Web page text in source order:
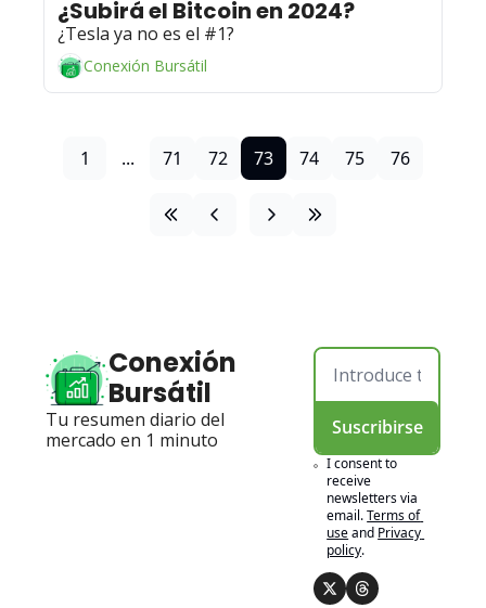
¿Tesla ya no es el #1?
Conexión Bursátil
1 ... 71 72 73 74 75 76
Conexión
Bursátil
Tu resumen diario del
mercado en 1 minuto
Suscribirse
I consent to
receive
newsletters via
email.Terms of
useand Privacy
policy.